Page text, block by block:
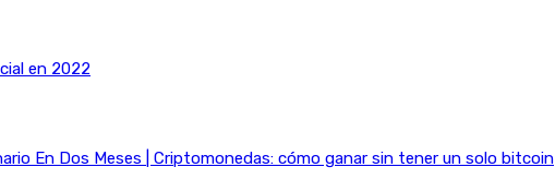
en 2022
En Dos Meses | Criptomonedas: cómo ganar sin tener un solo bitcoin